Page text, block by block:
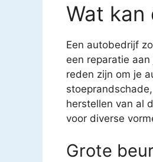
Wat kan
Een autobedrijf
een reparatie
reden zijn om je
herstellen van al
voor diverse
Grote